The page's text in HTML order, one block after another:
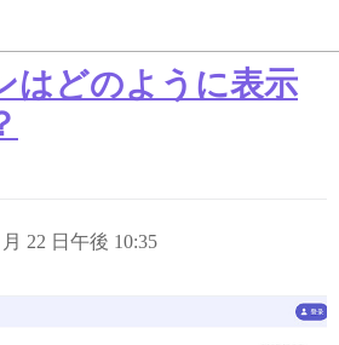
はどのように表示
22 日午後 10:35